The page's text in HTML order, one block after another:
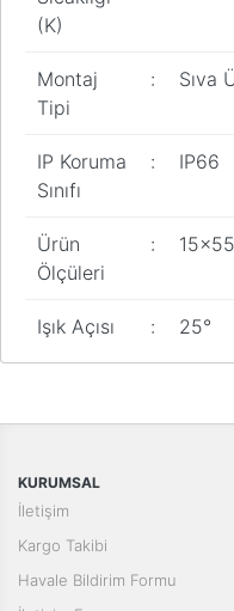
(K)
Montaj
Tipi
: Sıva
IP Koruma
Sınıfı
: IP66
Ürün
Ölçüleri
:
Işık Açısı : 25°
Bu ürünün fiyat bilgisi,
Ürün resmi kalitesiz,
Ürün fiyatı diğer sitelerden
KURUMSAL
İletişim
Kargo Takibi
Havale Bildirim Formu